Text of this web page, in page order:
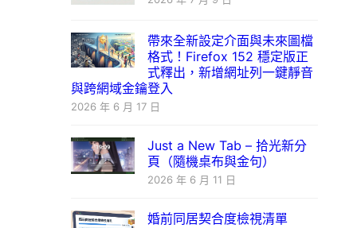
帶來全新設定介面與未來圖檔
格式！Firefox 152 穩定版正
式釋出，新增網址列一鍵靜音
與跨網域金鑰登入
2026 年 6 月 17 日
Just a New Tab – 拾光新分
頁（隨機桌布與金句）
2026 年 6 月 11 日
婚前同居契合度檢視清單